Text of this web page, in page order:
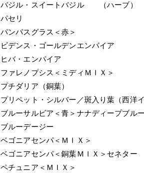
バジル・スイートバジル （ハーブ）
パセリ
パンパスグラス＜赤＞
ビデンス・ゴールデンエンパイア
ヒバ・エンパイア
ファレノプシス＜ミディＭＩＸ＞
プチダリア（銅葉）
プリペット・シルバー／斑入り葉（西洋イ
ブルーサルビア＜青＞ナナディープブル
ブルーデージー
ベゴニアセンパ＜ＭＩＸ＞
ベゴニアセンパ＜銅葉ＭＩＸ＞セネター
ペチュニア＜ＭＩＸ＞